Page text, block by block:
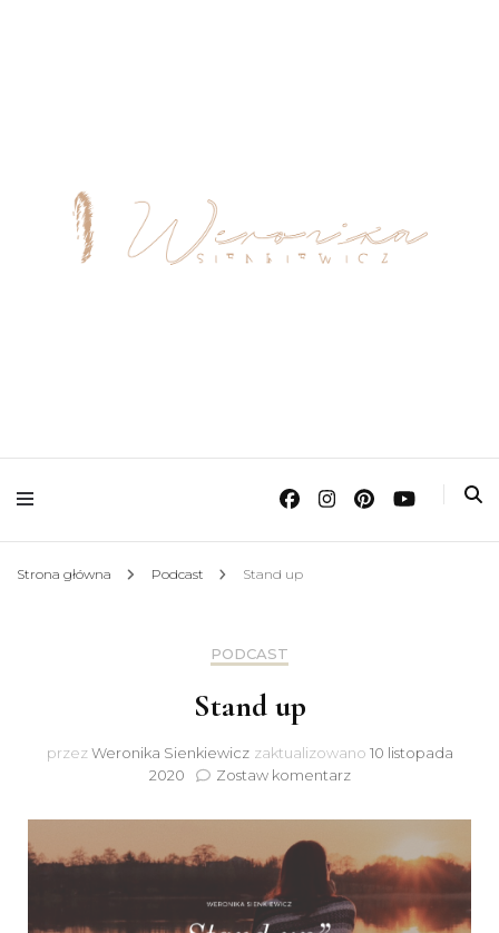
Strona główna Podcast Stand up
PODCAST
Stand up
przezWeronika Sienkiewicz zaktualizowano 10 listopada
2020
Zostaw komentarzdo
up